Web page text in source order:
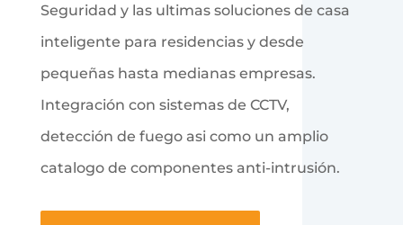
Seguridad y las ultimas soluciones de casa
inteligente para residencias y desde
pequeñas hasta medianas empresas.
Integración con sistemas de CCTV,
detección de fuego asi como un amplio
catalogo de componentes anti-intrusión.